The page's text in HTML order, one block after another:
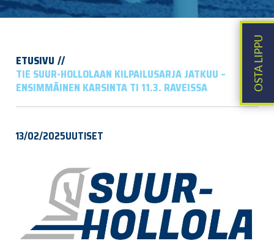
ETUSIVU
TIE SUUR-HOLLOLAAN KILPAILUSARJA JATKUU –
ENSIMMÄINEN KARSINTA TI 11.3. RAVEISSA
13/02/2025UUTISET